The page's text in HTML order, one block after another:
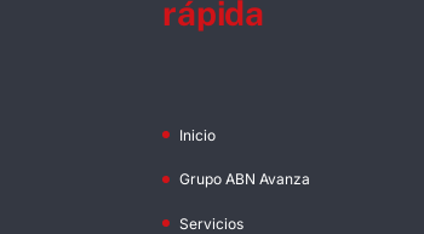
rápida
Inicio
Grupo ABN Avanza
Servicios